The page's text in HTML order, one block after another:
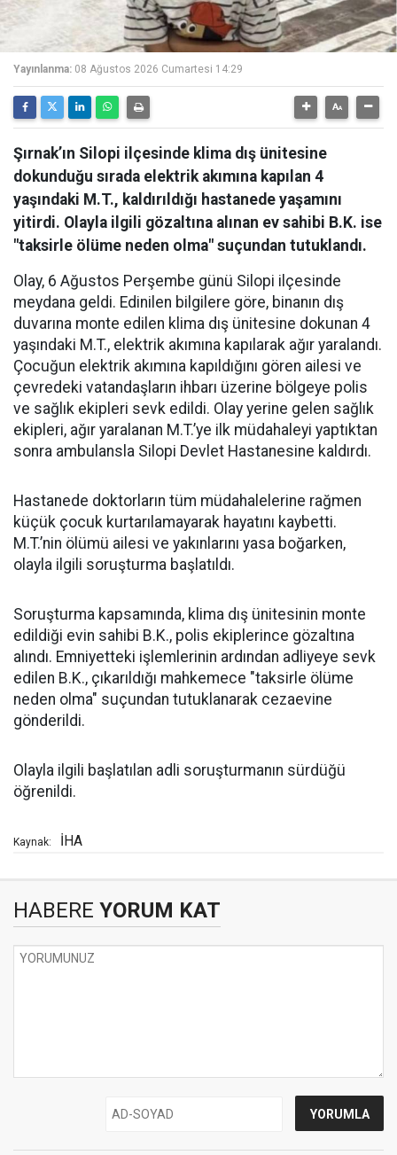
Yayınlanma: 08 Ağustos 2026 Cumartesi 14:29
Şırnak’ın Silopi ilçesinde klima dış ünitesine
dokunduğu sırada elektrik akımına kapılan 4
yaşındaki M.T., kaldırıldığı hastanede yaşamını
yitirdi. Olayla ilgili gözaltına alınan ev sahibi B.K. ise
"taksirle ölüme neden olma" suçundan tutuklandı.
Olay, 6 Ağustos Perşembe günü Silopi ilçesinde
meydana geldi. Edinilen bilgilere göre, binanın dış
duvarına monte edilen klima dış ünitesine dokunan 4
yaşındaki M.T., elektrik akımına kapılarak ağır yaralandı.
Çocuğun elektrik akımına kapıldığını gören ailesi ve
çevredeki vatandaşların ihbarı üzerine bölgeye polis
ve sağlık ekipleri sevk edildi. Olay yerine gelen sağlık
ekipleri, ağır yaralanan M.T.’ye ilk müdahaleyi yaptıktan
sonra ambulansla Silopi Devlet Hastanesine kaldırdı.
Hastanede doktorların tüm müdahalelerine rağmen
küçük çocuk kurtarılamayarak hayatını kaybetti.
M.T.’nin ölümü ailesi ve yakınlarını yasa boğarken,
olayla ilgili soruşturma başlatıldı.
Soruşturma kapsamında, klima dış ünitesinin monte
edildiği evin sahibi B.K., polis ekiplerince gözaltına
alındı. Emniyetteki işlemlerinin ardından adliyeye sevk
edilen B.K., çıkarıldığı mahkemece "taksirle ölüme
neden olma" suçundan tutuklanarak cezaevine
gönderildi.
Olayla ilgili başlatılan adli soruşturmanın sürdüğü
öğrenildi.
Kaynak: İHA
HABERE YORUM KAT